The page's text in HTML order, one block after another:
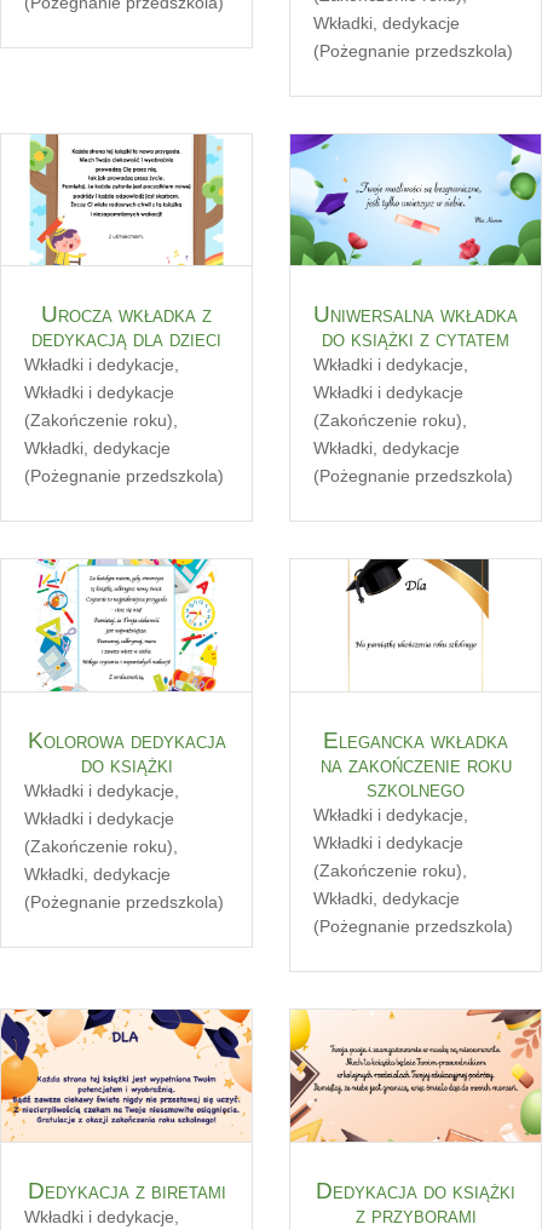
Wkładki, dedykacje
(Pożegnanie przedszkola)
Urocza wkładka z
dedykacją dla dzieci
Wkładki i dedykacje,
Wkładki i dedykacje
(Zakończenie roku),
Wkładki, dedykacje
(Pożegnanie przedszkola)
Uniwersalna wkładka
do książki z cytatem
Wkładki i dedykacje,
Wkładki i dedykacje
(Zakończenie roku),
Wkładki, dedykacje
(Pożegnanie przedszkola)
Kolorowa dedykacja
do książki
Wkładki i dedykacje
Wkładki i dedykacje
(Zakończenie roku)
Wkładki, dedykacje
(Pożegnanie przedszkola)
Elegancka wkładka
na zakończenie roku
szkolnego
Wkładki i dedykacje
Wkładki i dedykacje
(Zakończenie roku)
Wkładki, dedykacje
(Pożegnanie przedszkola)
Dedykacja z biretami
Wkładki i dedykacje
Dedykacja do książki
z przyborami